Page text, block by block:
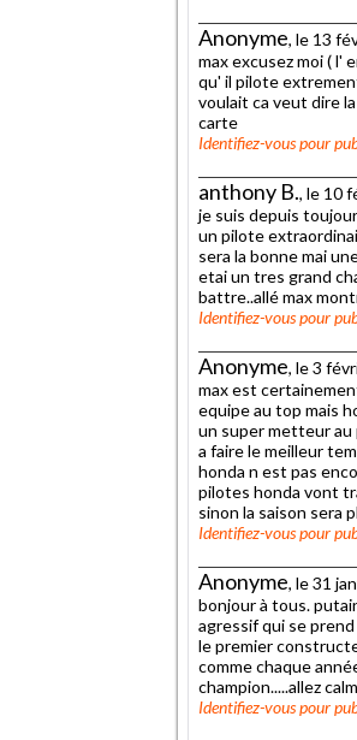
Anonyme, le 13
max excusez moi ( l'
qu' il pilote
voulait ca veut dire
carte
Identifiez-vouspour
anthony B., le 10
je suis depuis
un pilote
sera la bonne mai
etai un tres grand
battre..allé max
Identifiez-vouspour
Anonyme, le 3
max est
equipe au top mais
un super metteur au
a faire le meilleur
honda n est pas
pilotes honda vont
sinon la saison sera
Identifiez-vouspour
Anonyme, le 31
bonjour à tous.
agressif qui se
le premier
comme chaque
champion.....allez
Identifiez-vouspour